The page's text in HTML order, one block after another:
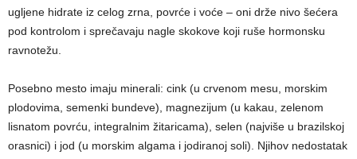
ugljene hidrate iz celog zrna, povrće i voće – oni drže nivo šećera
pod kontrolom i sprečavaju nagle skokove koji ruše hormonsku
ravnotežu.
Posebno mesto imaju minerali: cink (u crvenom mesu, morskim
plodovima, semenki bundeve), magnezijum (u kakau, zelenom
lisnatom povrću, integralnim žitaricama), selen (najviše u brazilskoj
orasnici) i jod (u morskim algama i jodiranoj soli). Njihov nedostatak